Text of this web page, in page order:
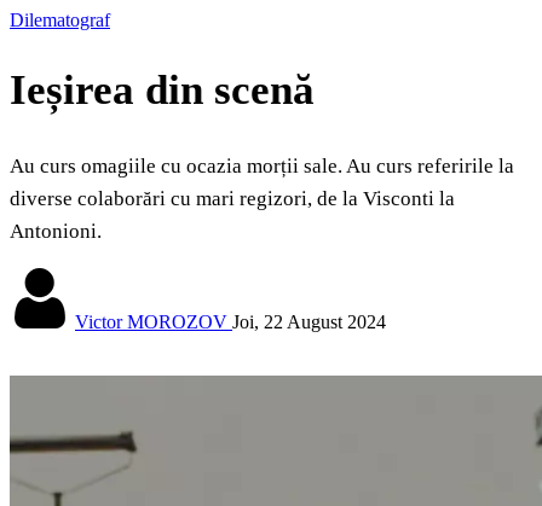
Dilematograf
Ieșirea din scenă
Au curs omagiile cu ocazia morții sale. Au curs referirile la
diverse colaborări cu mari regizori, de la Visconti la
Antonioni.
Victor MOROZOV Joi, 22 August 2024